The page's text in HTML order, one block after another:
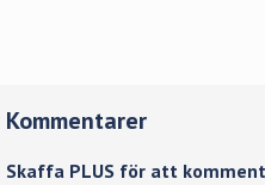
Kommentarer
Skaffa PLUS för att